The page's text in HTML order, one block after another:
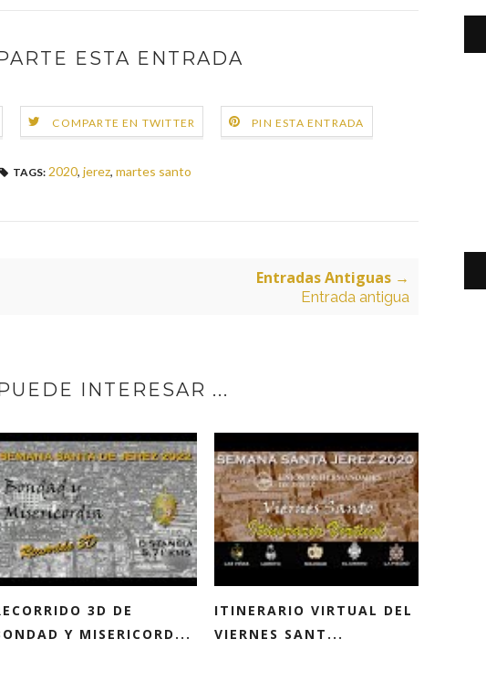
ESTA ENTRADA
COMPARTE EN TWITTER PIN ESTA ENTRADA
TAGS: 2020, jerez, martes santo
Entradas Antiguas →
Entrada antigua
INTERESAR ...
3D DE
Y MISERICORD...
ITINERARIO VIRTUAL DEL
VIERNES SANT...